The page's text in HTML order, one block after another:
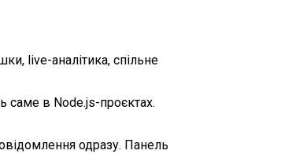
live-аналітика, спільне
саме в Node.js-проєктах.
одразу. Панель